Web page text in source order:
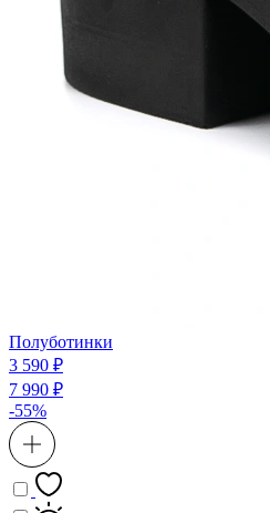
Полуботинки
3 590 ₽
7 990 ₽
-55%